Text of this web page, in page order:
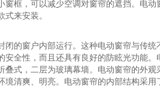
框，可以减少空调对窗帘的遮挡。电动
来安装。
的窗户内部运行。这种电动窗帘与传统
全性，而且还具有良好的防眩光功能。
式，二层为玻璃幕墙。电动窗帘的外观
清爽、明亮。电动窗帘的内部结构采用